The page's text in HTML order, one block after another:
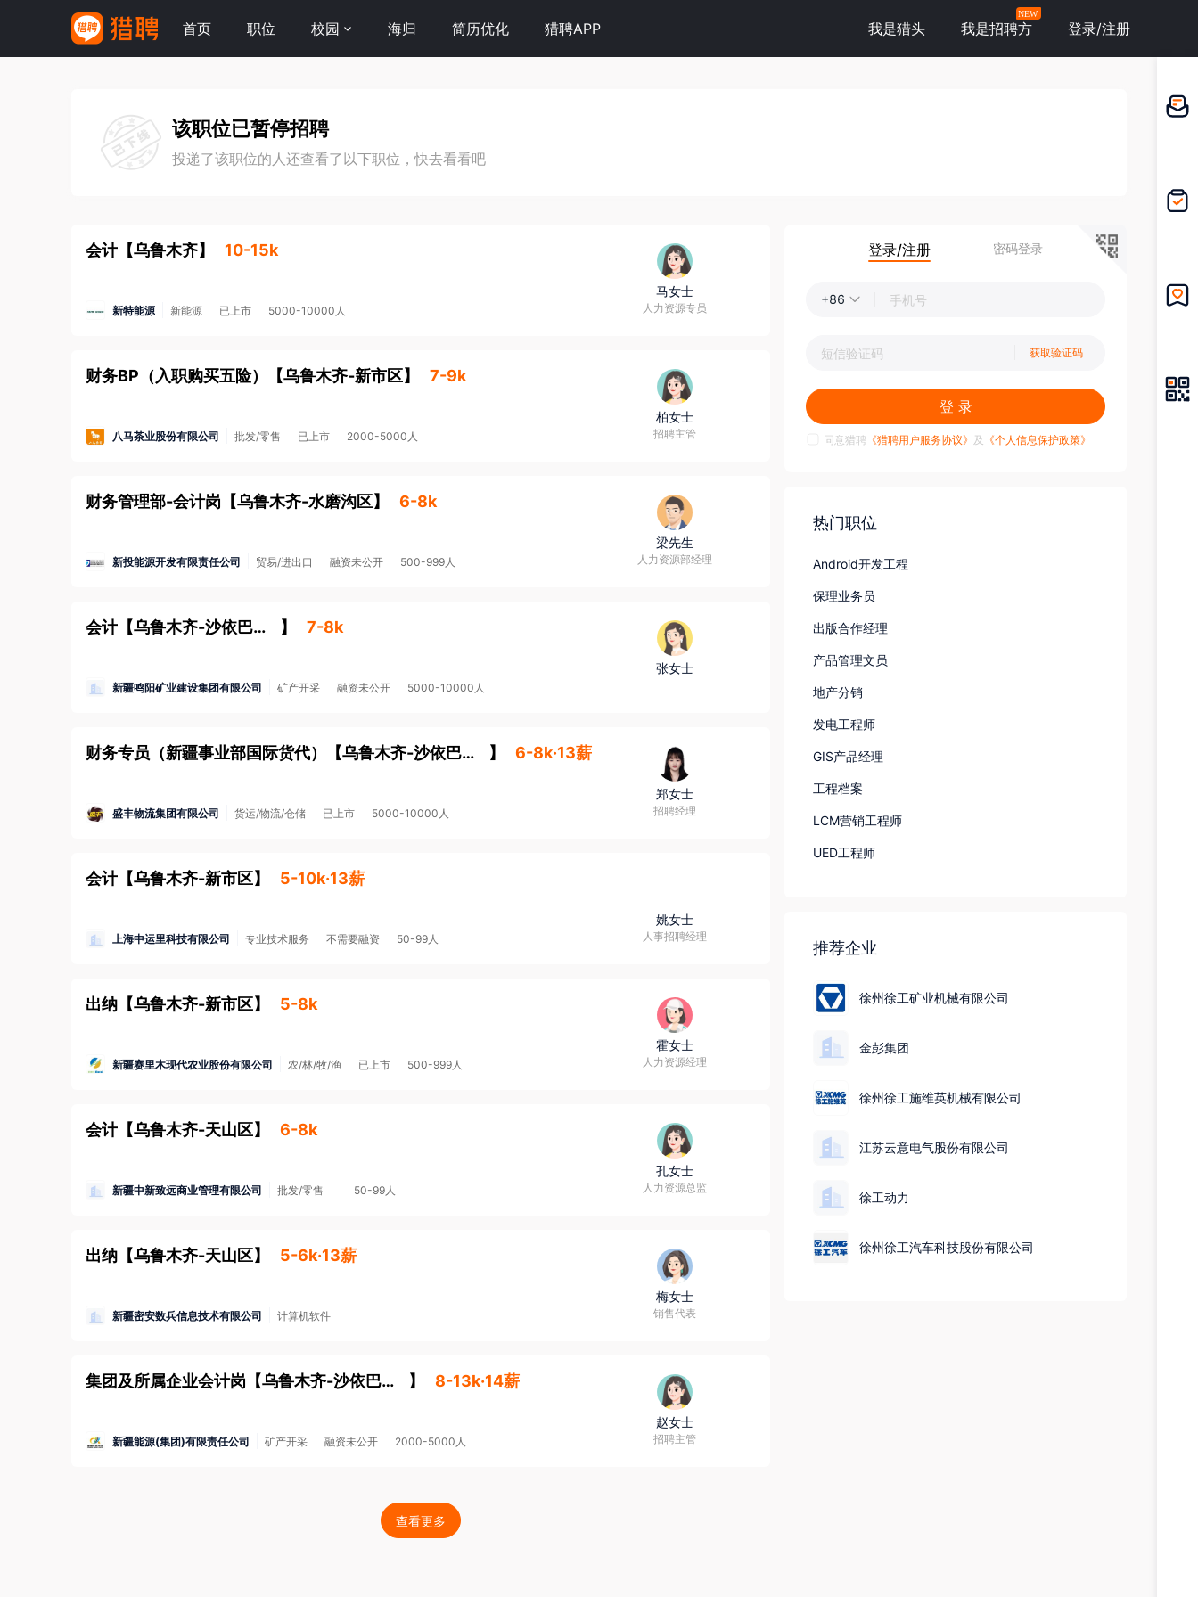
首页 职位 校园 海归 简历优化 猎聘APP 我是猎头 我是招聘方
NEW
登录/注册
该职位已暂停招聘
投递了该职位的人还查看了以下职位，快去看看吧
会计 【乌鲁木齐】 10-15k
新特能源 新能源 已上市 5000-10000人
马女士
人力资源专员
财务BP（入职购买五险） 【乌鲁木齐-新市区】 7-9k
八马茶业股份有限公司 批发/零售 已上市 2000-5000人
柏女士
招聘主管
财务管理部-会计岗 【乌鲁木齐-水磨沟区】 6-8k
新投能源开发有限责任公司 贸易/进出口 融资未公开 500-999人
梁先生
人力资源部经理
会计 【 乌鲁木齐-沙依巴克区 】 7-8k
新疆鸣阳矿业建设集团有限公司 矿产开采 融资未公开 5000-10000人
张女士
财务专员（新疆事业部国际货代） 【 乌鲁木齐-沙依巴克区 】 6-8k·13薪
盛丰物流集团有限公司 货运/物流/仓储 已上市 5000-10000人
郑女士
招聘经理
会计 【乌鲁木齐-新市区】 5-10k·13薪
上海中运里科技有限公司 专业技术服务 不需要融资 50-99人
姚女士
人事招聘经理
出纳 【乌鲁木齐-新市区】 5-8k
新疆赛里木现代农业股份有限公司 农/林/牧/渔 已上市 500-999人
霍女士
人力资源经理
会计 【乌鲁木齐-天山区】 6-8k
新疆中新致远商业管理有限公司 批发/零售 50-99人
孔女士
人力资源总监
出纳 【乌鲁木齐-天山区】 5-6k·13薪
新疆密安数兵信息技术有限公司 计算机软件
梅女士
销售代表
集团及所属企业会计岗 【 乌鲁木齐-沙依巴克区 】 8-13k·14薪
新疆能源(集团)有限责任公司 矿产开采 融资未公开 2000-5000人
赵女士
招聘主管
查看更多
登录/注册 密码登录
+86
获取验证码
登 录
同意猎聘 《猎聘用户服务协议》 及 《个人信息保护政策》
热门职位
Android开发工程
保理业务员
出版合作经理
产品管理文员
地产分销
发电工程师
GIS产品经理
工程档案
LCM营销工程师
UED工程师
推荐企业
徐州徐工矿业机械有限公司
金彭集团
徐州徐工施维英机械有限公司
江苏云意电气股份有限公司
徐工动力
徐州徐工汽车科技股份有限公司